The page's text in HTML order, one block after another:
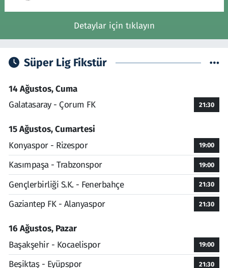
Detaylar için tıklayın
Süper Lig Fikstür
14 Ağustos, Cuma
Galatasaray - Çorum FK
21:30
15 Ağustos, Cumartesi
Konyaspor - Rizespor
19:00
Kasımpaşa - Trabzonspor 19:00
Gençlerbirliği S.K. - Fenerbahçe 21:30
Gaziantep FK - Alanyaspor 21:30
16 Ağustos, Pazar
Başakşehir - Kocaelispor
19:00
Beşiktaş - Eyüpspor 21:30